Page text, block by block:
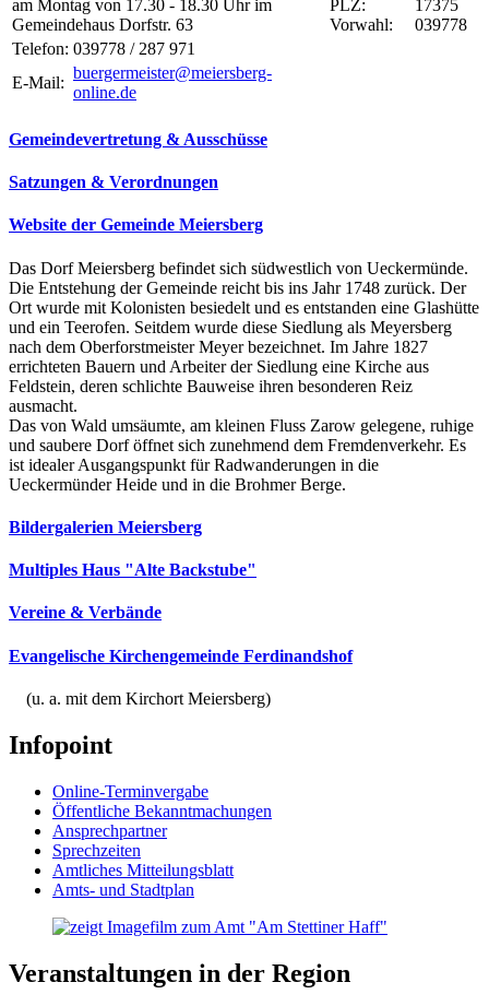
am Montag von 17.30 - 18.30 Uhr im
Gemeindehaus Dorfstr. 63
PLZ:
Vorwahl:
17375
039778
Telefon: 039778 / 287 971
E-Mail:
buergermeister@meiersberg-
online.de
Gemeindevertretung & Ausschüsse
Satzungen & Verordnungen
Website der Gemeinde Meiersberg
Das Dorf Meiersberg befindet sich südwestlich von Ueckermünde.
Die Entstehung der Gemeinde reicht bis ins Jahr 1748 zurück. Der
Ort wurde mit Kolonisten besiedelt und es entstanden eine Glashütte
und ein Teerofen. Seitdem wurde diese Siedlung als Meyersberg
nach dem Oberforstmeister Meyer bezeichnet. Im Jahre 1827
errichteten Bauern und Arbeiter der Siedlung eine Kirche aus
Feldstein, deren schlichte Bauweise ihren besonderen Reiz
ausmacht.
Das von Wald umsäumte, am kleinen Fluss Zarow gelegene, ruhige
und saubere Dorf öffnet sich zunehmend dem Fremdenverkehr. Es
ist idealer Ausgangspunkt für Radwanderungen in die
Ueckermünder Heide und in die Brohmer Berge.
Bildergalerien Meiersberg
Multiples Haus "Alte Backstube"
Vereine & Verbände
Evangelische Kirchengemeinde Ferdinandshof
(u. a. mit dem Kirchort Meiersberg)
Infopoint
Online-Terminvergabe
Öffentliche Bekanntmachungen
Ansprechpartner
Sprechzeiten
Amtliches Mitteilungsblatt
Amts- und Stadtplan
Veranstaltungen in der Region